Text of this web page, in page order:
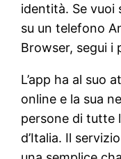
identità. Se vuoi
su un telefono
Browser, segui i
L’app ha al suo
online e la sua
persone di tutte
d’Italia. Il